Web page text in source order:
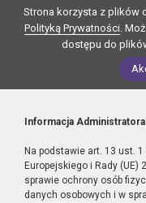
Strona korzysta z plików
Polityką Prywatności.
dostępu do
Informacja Administratora
Na podstawie art. 13 ust.
Europejskiego i Rady
sprawie ochrony osób
danych osobowych i w